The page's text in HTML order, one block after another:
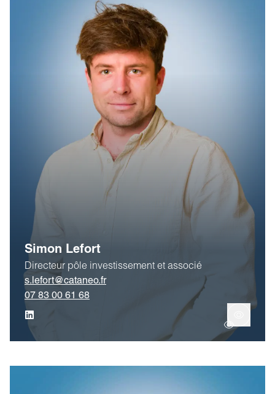
Simon Lefort
Directeur pôle investissement et associé
s.lefort@cataneo.fr
07 83 00 61 68